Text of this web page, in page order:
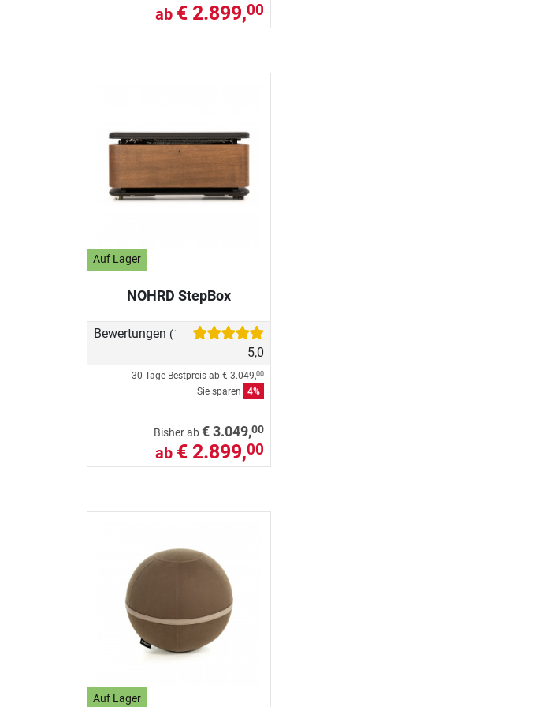
ab € 2.899,00
Auf Lager
NOHRD StepBox
Bewertungen (1)
5,0
30-Tage-Bestpreis ab € 3.049,00
Sie sparen 4%
Bisher ab€ 3.049,00
ab € 2.899,00
Auf Lager